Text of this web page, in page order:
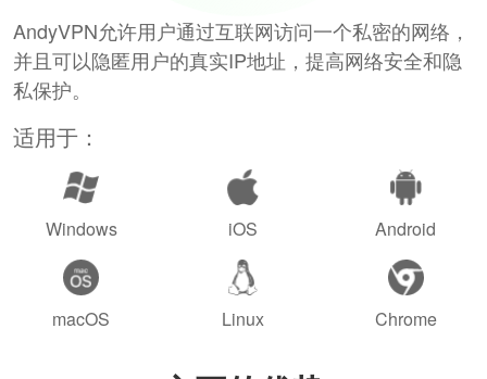
AndyVPN允许用户通过互联网访问一个私密的网络，
并且可以隐匿用户的真实IP地址，提高网络安全和隐
私保护。
适用于：
Windows iOS Android
macOS Linux Chrome